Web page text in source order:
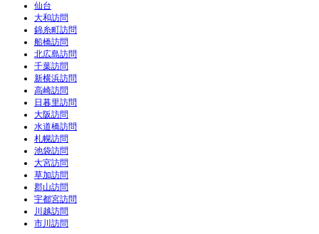
仙台
大和訪問
錦糸町訪問
船橋訪問
北広島訪問
千葉訪問
新横浜訪問
高崎訪問
日暮里訪問
大阪訪問
水道橋訪問
札幌訪問
池袋訪問
大宮訪問
草加訪問
郡山訪問
宇都宮訪問
川越訪問
市川訪問